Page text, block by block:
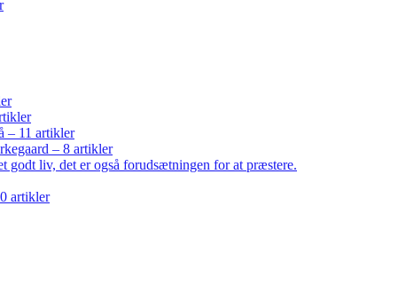
– 11 artikler
– 8 artikler
godt liv, det er også forudsætningen for at præstere.
artikler